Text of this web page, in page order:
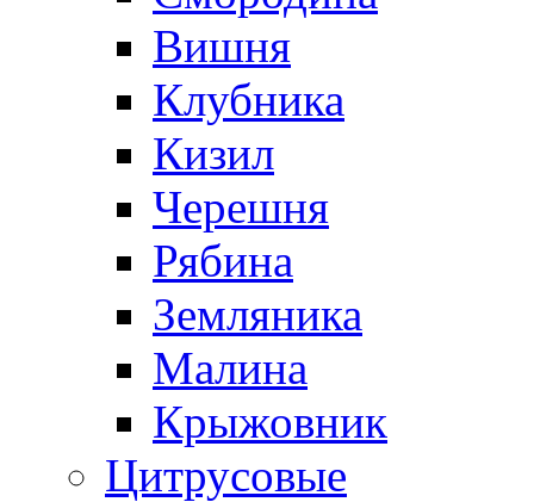
Вишня
Клубника
Кизил
Черешня
Рябина
Земляника
Малина
Крыжовник
Цитрусовые